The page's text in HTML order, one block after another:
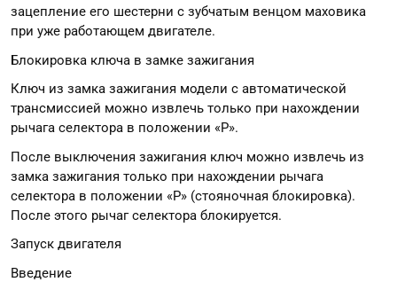
зацепление его шестерни с зубчатым венцом маховика
при уже работающем двигателе.
Блокировка ключа в замке зажигания
Ключ из замка зажигания модели с автоматической
трансмиссией можно извлечь только при нахождении
рычага селектора в положении «P».
После выключения зажигания ключ можно извлечь из
замка зажигания только при нахождении рычага
селектора в положении «P» (стояночная блокировка).
После этого рычаг селектора блокируется.
Запуск двигателя
Введение